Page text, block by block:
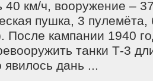
40 км/ч, вооружение –
пушка, 3 пулемёта,
кампании 1940
танки Т-3
дань ...